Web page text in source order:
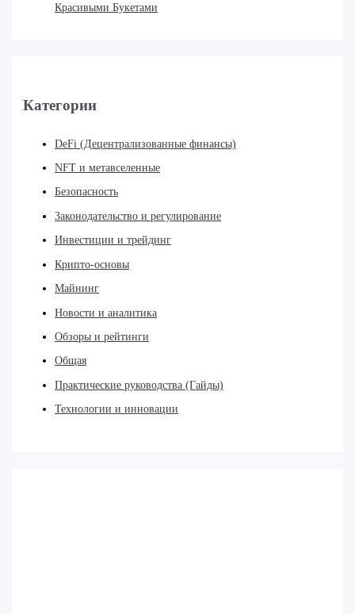
Красивыми Букетами
Категории
DeFi (Децентрализованные финансы)
NFT и метавселенные
Безопасность
Законодательство и регулирование
Инвестиции и трейдинг
Крипто-основы
Майнинг
Новости и аналитика
Обзоры и рейтинги
Общая
Практические руководства (Гайды)
Технологии и инновации